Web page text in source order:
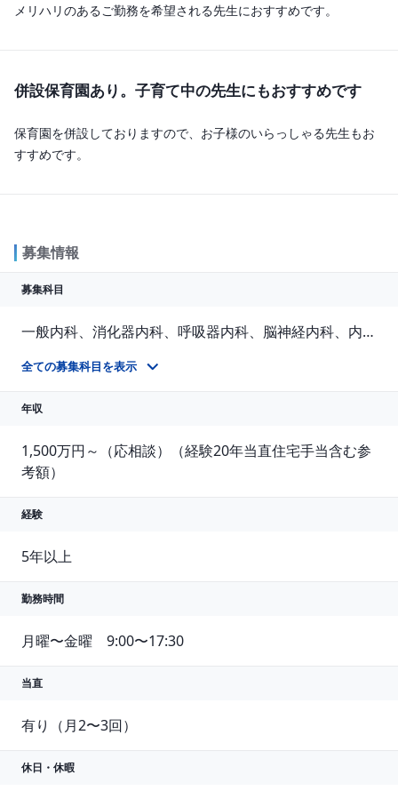
メリハリのあるご勤務を希望される先生におすすめです。
併設保育園あり。子育て中の先生にもおすすめです
保育園を併設しておりますので、お子様のいらっしゃる先生もお
すすめです。
募集情報
募集科目
一般内科、消化器内科、呼吸器内科、脳神経内科、内分泌内科、老人内科、一般外科、消化器外科、整形外科、その他
全ての募集科目を表示
年収
1,500万円～（応相談）（経験20年当直住宅手当含む参
考額）
経験
5年以上
勤務時間
月曜〜金曜　9:00〜17:30
当直
有り（月2〜3回）
休日・休暇